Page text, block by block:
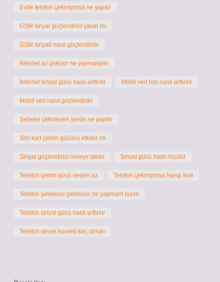
Evde telefon çekmiyorsa ne yapılır
GSM sinyal güçlendirici yasal mı
GSM sinyali nasıl güçlendirilir
İnternet az çekiyor ne yapmalıyım
İnternet sinyal gücü nasıl arttırılır Mobil veri hızı nasıl arttırılır
Mobil veri nasıl güçlendirilir
Şebeke çekmeyen yerde ne yapılır
Sim kart çekim gücünü etkiler mi
Sinyal güçlendirici nereye takılır Sinyal gücü nasıl ölçülür
Telefon çekim gücü neden az Telefon çekmiyorsa hangi kod
Telefon şebekesi çekmiyor ne yapmam lazım
Telefon sinyal gücü nasıl arttırılır
Telefon sinyal kuvveti kaç olmalı